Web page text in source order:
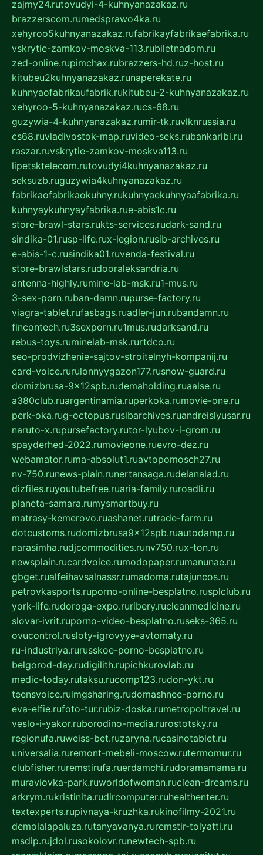
zajmy24.rutovudyi-4-kuhnyanazakaz.ru
brazzerscom.rumedsprawo4ka.ru
xehyroo5kuhnyanazakaz.rufabrikayfabrikaefabrika.ru
vskrytie-zamkov-moskva-113.rubiletnadom.ru
zed-online.rupimchax.rubrazzers-hd.ruz-host.ru
kitubeu2kuhnyanazakaz.runaperekate.ru
kuhnyaofabrikaufabrik.rukitubeu-2-kuhnyanazakaz.ru
xehyroo-5-kuhnyanazakaz.rucs-68.ru
guzywia-4-kuhnyanazakaz.rumir-tk.ruvlknrussia.ru
cs68.ruvladivostok-map.ruvideo-seks.rubankaribi.ru
raszar.ruvskrytie-zamkov-moskva113.ru
lipetsktelecom.rutovudyi4kuhnyanazakaz.ru
seksuzb.ruguzywia4kuhnyanazakaz.ru
fabrikaofabrikaokuhny.rukuhnyaekuhnyaafabrika.ru
kuhnyaykuhnyayfabrika.rue-abis1c.ru
store-brawl-stars.rukts-services.rudark-sand.ru
sindika-01.rusp-life.rux-legion.rusib-archives.ru
e-abis-1-c.rusindika01.ruvenda-festival.ru
store-brawlstars.rudooraleksandria.ru
antenna-highly.rumine-lab-msk.ru1-mus.ru
3-sex-porn.ruban-damn.rupurse-factory.ru
viagra-tablet.rufasbags.ruadler-jun.rubandamn.ru
fincontech.ru3sexporn.ru1mus.rudarksand.ru
rebus-toys.ruminelab-msk.rurtdco.ru
seo-prodvizhenie-sajtov-stroitelnyh-kompanij.ru
card-voice.rurulonnyygazon177.rusnow-guard.ru
domizbrusa-9x12spb.rudemaholding.ruaalse.ru
a380club.ruargentinamia.ruperkoka.rumovie-one.ru
perk-oka.rug-octopus.rusibarchives.ruandreislyusar.ru
naruto-x.rupursefactory.rutor-lyubov-i-grom.ru
spayderhed-2022.rumovieone.ruevro-dez.ru
webamator.ruma-absolut1.ruavtopomosch27.ru
nv-750.runews-plain.runertansaga.rudelanalad.ru
dizfiles.ruyoutubefree.ruaria-family.ruroadli.ru
planeta-samara.rumysmartbuy.ru
matrasy-kemerovo.ruashanet.rutrade-farm.ru
dotcustoms.rudomizbrusa9x12spb.ruautodamp.ru
narasimha.rudjcommodities.runv750.rux-ton.ru
newsplain.rucardvoice.rumodopaper.rumanunae.ru
gbget.rualfeihavsalnassr.rumadoma.rutajuncos.ru
petrovkasports.ruporno-online-besplatno.rusplclub.ru
york-life.rudoroga-expo.ruribery.rucleanmedicine.ru
slovar-ivrit.ruporno-video-besplatno.ruseks-365.ru
ovucontrol.rusloty-igrovyye-avtomaty.ru
ru-industriya.rurusskoe-porno-besplatno.ru
belgorod-day.rudigilith.rupichkurovlab.ru
medic-today.rutaksu.rucomp123.rudon-ykt.ru
teensvoice.ruimgsharing.rudomashnee-porno.ru
eva-elfie.rufoto-tur.rubiz-doska.rumetropoltravel.ru
veslo-i-yakor.ruborodino-media.rurostotsky.ru
regionufa.ruweiss-bet.ruzaryna.rucasinotablet.ru
universalia.ruremont-mebeli-moscow.rutermomur.ru
clubfisher.ruremstirufa.ruerdamchi.rudoramamama.ru
muraviovka-park.ruworldofwoman.ruclean-dreams.ru
arkrym.rukristinita.rudircomputer.ruhealthenter.ru
textexperts.rupivnaya-kruzhka.rukinofilmy-2021.ru
demolalapaluza.rutanyavanya.ruremstir-tolyatti.ru
msdip.rujdol.rusokolovr.runewtech-spb.ru